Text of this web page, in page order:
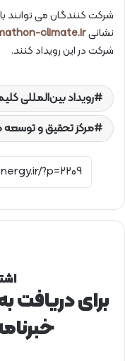
شرکت کنندگان می توانند
نشانیclimate.ir
شرکت در این رویداد کنند.
رویداد بین‌المللی
مرکز تحقیق و توسعه
برای دریافت